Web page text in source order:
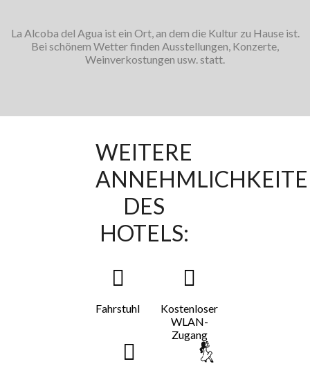
La Alcoba del Agua ist ein Ort, an dem die Kultur zu Hause ist.
Bei schönem Wetter finden Ausstellungen, Konzerte,
Weinverkostungen usw. statt.
WEITERE
DES
HOTELS:
Fahrstuhl
Kostenloser
WLAN-
Zugang